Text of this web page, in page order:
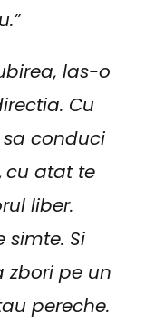
las-o
Cu
conduci
cu atat te
liber.
simte. Si
zbori pe un
pereche.